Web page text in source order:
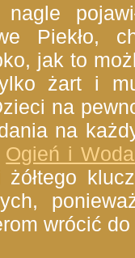
Piekło,
jak to
żart i
na
na
Ogień i
wrócić